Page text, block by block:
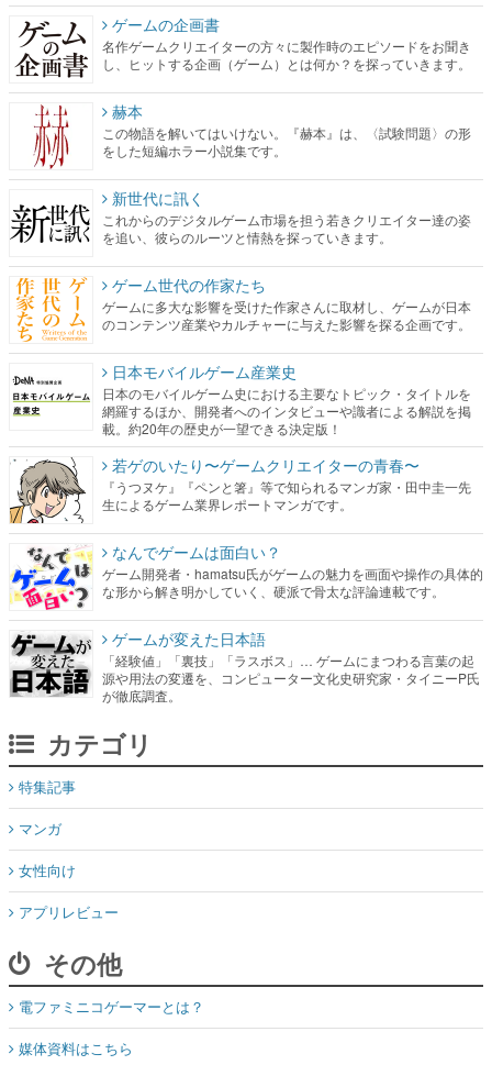
ゲームの企画書
名作ゲームクリエイターの方々に製作時のエピソードをお聞き
し、ヒットする企画（ゲーム）とは何か？を探っていきます。
赫本
この物語を解いてはいけない。『赫本』は、〈試験問題〉の形
をした短編ホラー小説集です。
新世代に訊く
これからのデジタルゲーム市場を担う若きクリエイター達の姿
を追い、彼らのルーツと情熱を探っていきます。
ゲーム世代の作家たち
ゲームに多大な影響を受けた作家さんに取材し、ゲームが日本
のコンテンツ産業やカルチャーに与えた影響を探る企画です。
日本モバイルゲーム産業史
日本のモバイルゲーム史における主要なトピック・タイトルを
網羅するほか、開発者へのインタビューや識者による解説を掲
載。約20年の歴史が一望できる決定版！
若ゲのいたり〜ゲームクリエイターの青春〜
『うつヌケ』『ペンと箸』等で知られるマンガ家・田中圭一先
生によるゲーム業界レポートマンガです。
なんでゲームは面白い？
ゲーム開発者・hamatsu氏がゲームの魅力を画面や操作の具体的
な形から解き明かしていく、硬派で骨太な評論連載です。
ゲームが変えた日本語
「経験値」「裏技」「ラスボス」… ゲームにまつわる言葉の起
源や用法の変遷を、コンピューター文化史研究家・タイニーP氏
が徹底調査。
カテゴリ
特集記事
マンガ
女性向け
アプリレビュー
その他
電ファミニコゲーマーとは？
媒体資料はこちら